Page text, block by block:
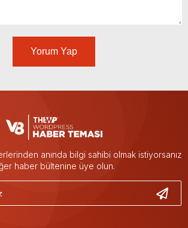
Yorum Yap
anında bilgi sahibi olmak istiyorsanız
haber bültenine üye olun.